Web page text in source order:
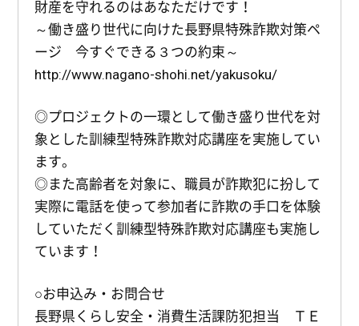
財産を守れるのはあなただけです！
～働き盛り世代に向けた長野県特殊詐欺対策ペ
ージ 今すぐできる３つの約束～
http://www.nagano-shohi.net/yakusoku/
◎プロジェクトの一環として働き盛り世代を対
象とした訓練型特殊詐欺対応講座を実施してい
ます。
◎また高齢者を対象に、職員が詐欺犯に扮して
実際に電話を使って参加者に詐欺の手口を体験
していただく訓練型特殊詐欺対応講座も実施し
ています！
○お申込み・お問合せ
長野県くらし安全・消費生活課防犯担当 ＴＥ